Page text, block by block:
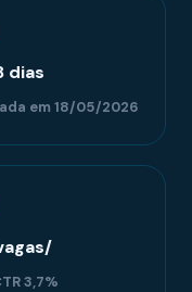
dias
em 18/05/2026
3,7%